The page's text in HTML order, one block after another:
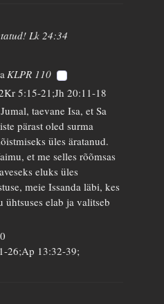
Lk 24:34
KLPR 110
5:15-21;Jh 20:11-18
taevane Isa, et Sa
pärast oled surma
üles äratanud.
et me selles rõõmsas
eluks üles
meie Issanda läbi, kes
ühtsuses elab ja valitseb
26;Ap 13:32-39;